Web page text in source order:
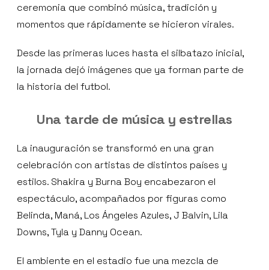
ceremonia que combinó música, tradición y
momentos que rápidamente se hicieron virales.
Desde las primeras luces hasta el silbatazo inicial,
la jornada dejó imágenes que ya forman parte de
la historia del futbol.
Una tarde de música y estrellas
La inauguración se transformó en una gran
celebración con artistas de distintos países y
estilos. Shakira y Burna Boy encabezaron el
espectáculo, acompañados por figuras como
Belinda, Maná, Los Ángeles Azules, J Balvin, Lila
Downs, Tyla y Danny Ocean.
El ambiente en el estadio fue una mezcla de